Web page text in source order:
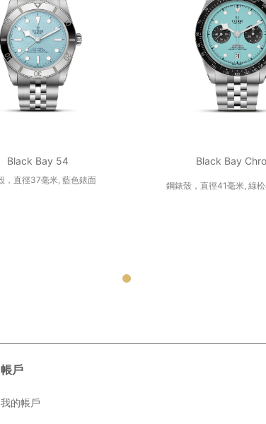
Black Bay 54
，直徑37毫米, 藍色錶面
Black Bay
鋼錶殼，直徑41毫米, 綠
帳戶
我的帳戶